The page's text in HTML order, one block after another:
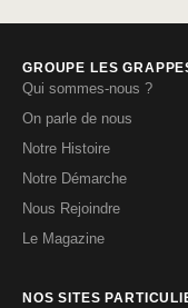
GROUPE LES
Qui sommes-nous ?
On parle de nous
Notre Histoire
Notre Démarche
Nous Rejoindre
Le Magazine
NOS SITES